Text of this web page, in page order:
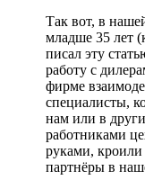
Так вот, в
младше 35 лет
писал эту
работу с
фирме
специалисты,
нам или в
работниками
руками, кроили
партнёры в